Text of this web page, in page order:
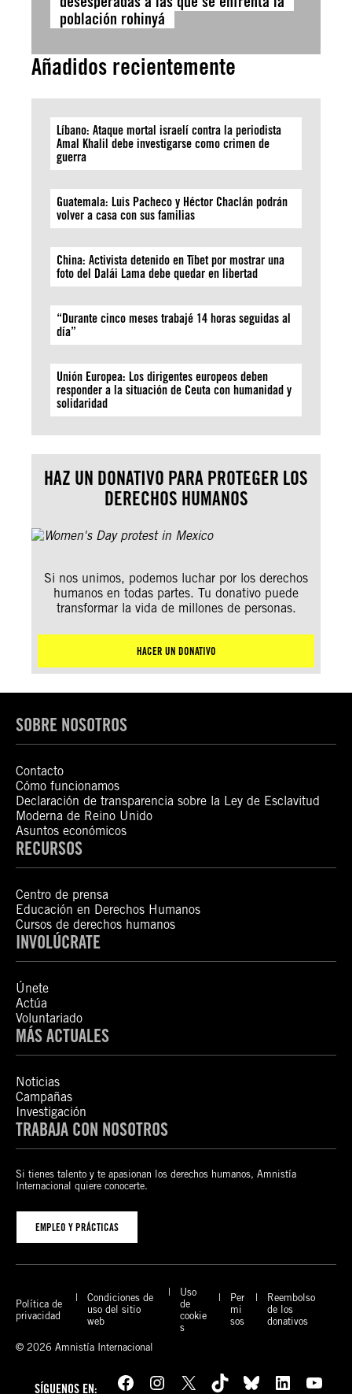
población rohinyá
Añadidos recientemente
Líbano: Ataque mortal israelí contra la periodista
Amal Khalil debe investigarse como crimen de
guerra
Guatemala: Luis Pacheco y Héctor Chaclán podrán
volver a casa con sus familias
China: Activista detenido en Tíbet por mostrar una
foto del Dalái Lama debe quedar en libertad
“Durante cinco meses trabajé 14 horas seguidas al
día”
Unión Europea: Los dirigentes europeos deben
responder a la situación de Ceuta con humanidad y
solidaridad
HAZ UN DONATIVO PARA PROTEGER LOS
DERECHOS HUMANOS
Si nos unimos, podemos luchar por los derechos
humanos en todas partes. Tu donativo puede
transformar la vida de millones de personas.
HACER UN DONATIVO
SOBRE NOSOTROS
Contacto
Cómo funcionamos
Declaración de transparencia sobre la Ley de Esclavitud
Moderna de Reino Unido
Asuntos económicos
RECURSOS
Centro de prensa
Educación en Derechos Humanos
Cursos de derechos humanos
INVOLÚCRATE
Únete
Actúa
Voluntariado
MÁS ACTUALES
Noticias
Campañas
Investigación
TRABAJA CON NOSOTROS
Si tienes talento y te apasionan los derechos humanos, Amnistía
Internacional quiere conocerte.
EMPLEO Y PRÁCTICAS
Política de
privacidad
Condiciones de
uso del sitio
web
Uso
de
cookie
s
Per
mi
sos
Reembolso
de los
donativos
© 2026 Amnistía Internacional
SÍGUENOS EN: Facebook Instagram X TikTok Bluesky LinkedIn YouTube